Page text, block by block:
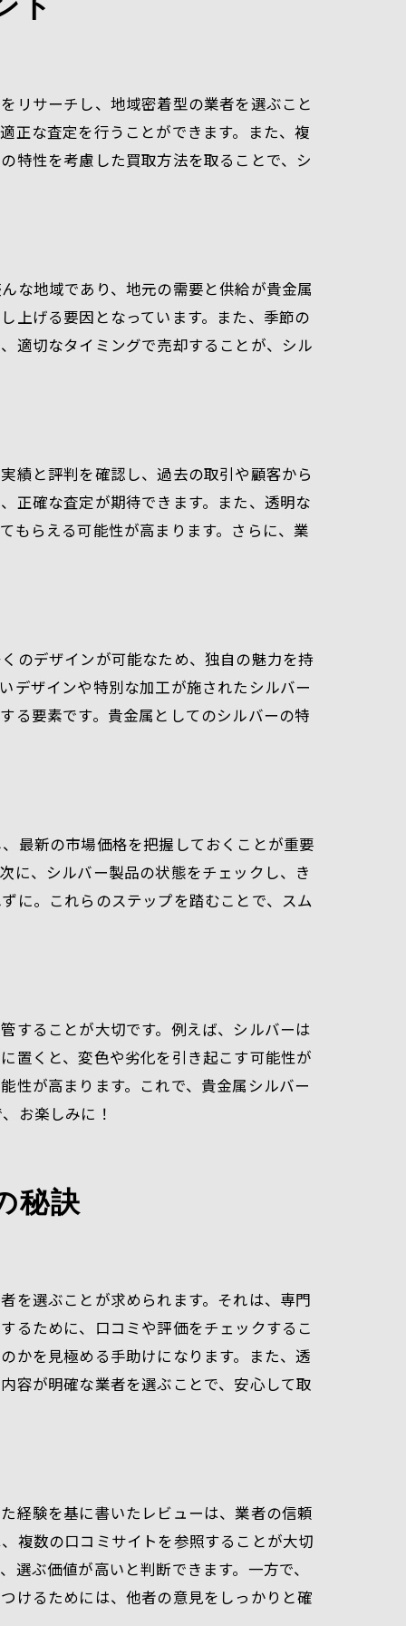
リサーチし、地域密着型の業者を選ぶこと
正な査定を行うことができます。また、複
特性を考慮した買取方法を取ることで、シ
な地域であり、地元の需要と供給が貴金属
上げる要因となっています。また、季節の
適切なタイミングで売却することが、シル
績と評判を確認し、過去の取引や顧客から
正確な査定が期待できます。また、透明な
もらえる可能性が高まります。さらに、業
のデザインが可能なため、独自の魅力を持
デザインや特別な加工が施されたシルバー
る要素です。貴金属としてのシルバーの特
最新の市場価格を把握しておくことが重要
に、シルバー製品の状態をチェックし、き
に。これらのステップを踏むことで、スム
することが大切です。例えば、シルバーは
置くと、変色や劣化を引き起こす可能性が
性が高まります。これで、貴金属シルバー
お楽しみに！
秘訣
を選ぶことが求められます。それは、専門
るために、口コミや評価をチェックするこ
かを見極める手助けになります。また、透
容が明確な業者を選ぶことで、安心して取
経験を基に書いたレビューは、業者の信頼
複数の口コミサイトを参照することが大切
ぶ価値が高いと判断できます。一方で、
けるためには、他者の意見をしっかりと確